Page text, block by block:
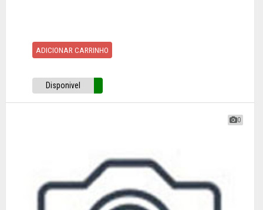
ADICIONAR CARRINHO
Disponivel
0